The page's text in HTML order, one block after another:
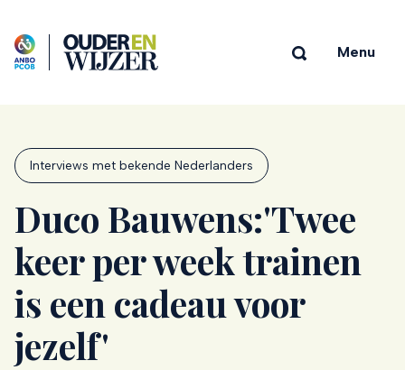
Menu
Interviews met bekende Nederlanders
Duco Bauwens:'Twee
keer per week trainen
is een cadeau voor
jezelf'